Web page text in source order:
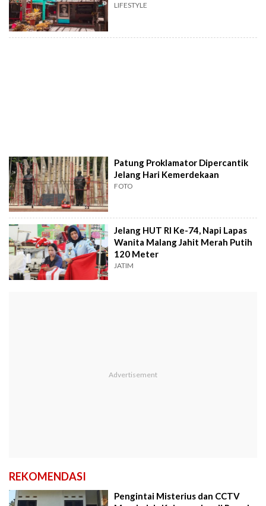
LIFESTYLE
Patung Proklamator Dipercantik
Jelang Hari Kemerdekaan
FOTO
Jelang HUT RI Ke-74, Napi Lapas
Wanita Malang Jahit Merah Putih
120 Meter
JATIM
REKOMENDASI
Pengintai Misterius dan CCTV